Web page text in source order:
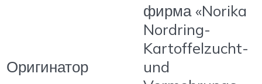
Оригинатор
фирма «Norika
Nordring-
Kartoffelzucht-
und